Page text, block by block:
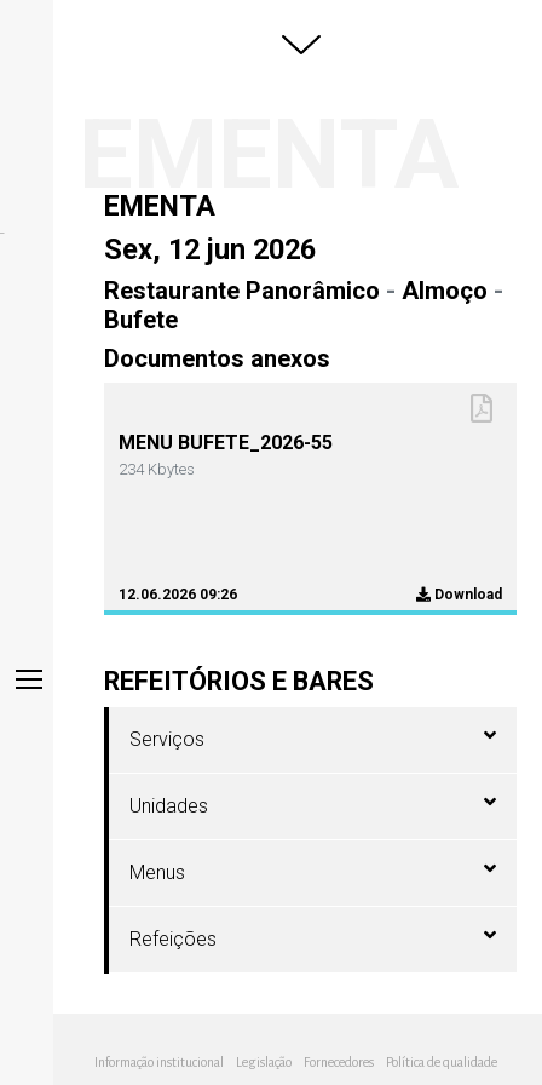
EMENTA
Sex, 12 jun 2026
Restaurante Panorâmico - Almoço -
Bufete
Documentos anexos
MENU BUFETE_2026-55
234 Kbytes
12.06.2026 09:26 Download
REFEITÓRIOS E BARES
Serviços
Unidades
Menus
Refeições
Informação institucional Legislação Fornecedores Política de qualidade